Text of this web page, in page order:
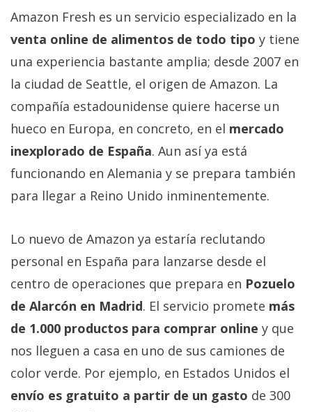
Más
temas
Sorteos
Foros
Contacto
/
Sobre
/
Publicidad
/
Cambiar
opciones
de
privacidad
/
Aviso
Legal
Amazon Fresh es un servicio especializado en la
venta online de alimentos de todo tipo y tiene
una experiencia bastante amplia; desde 2007 en
la ciudad de Seattle, el origen de Amazon. La
compañía estadounidense quiere hacerse un
hueco en Europa, en concreto, en el mercado
inexplorado de España. Aun así ya está
funcionando en Alemania y se prepara también
para llegar a Reino Unido inminentemente.
Lo nuevo de Amazon ya estaría reclutando
personal en España para lanzarse desde el
centro de operaciones que prepara en Pozuelo
de Alarcón en Madrid. El servicio promete más
de 1.000 productos para comprar online y que
nos lleguen a casa en uno de sus camiones de
color verde. Por ejemplo, en Estados Unidos el
envío es gratuito a partir de un gasto de 300